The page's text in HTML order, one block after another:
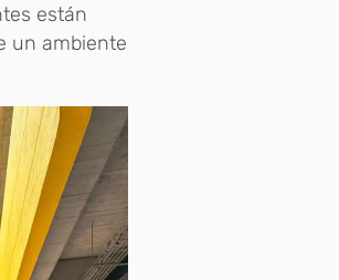
están
un ambiente